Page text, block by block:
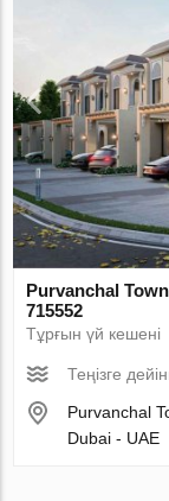
Purvanchal
715552
Тұрғын үй кешені
Теңізге
Purvanchal
Dubai - UAE